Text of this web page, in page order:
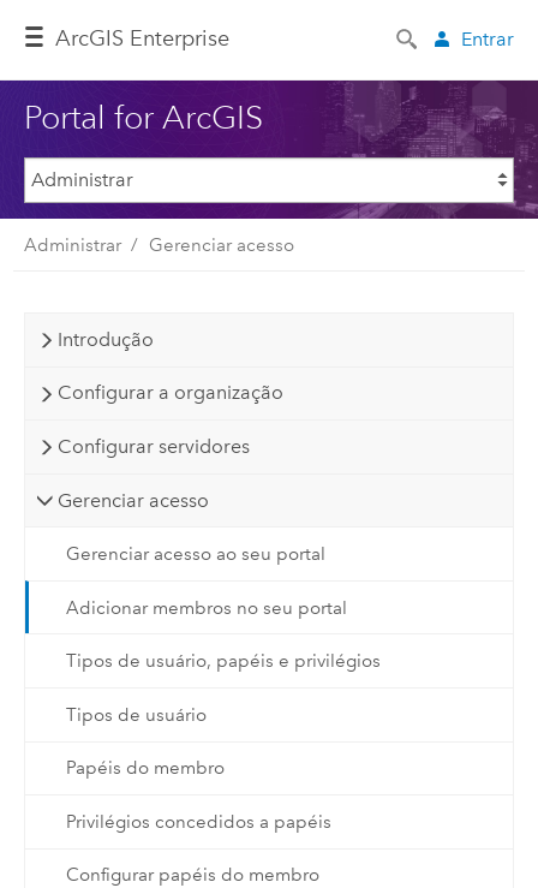
ArcGIS Enterprise Entrar
Portal for ArcGIS
Administrar Gerenciar acesso
Introdução
Configurar a organização
Configurar servidores
Gerenciar acesso
Gerenciar acesso ao seu portal
Adicionar membros no seu portal
Tipos de usuário, papéis e privilégios
Tipos de usuário
Papéis do membro
Privilégios concedidos a papéis
Configurar papéis do membro